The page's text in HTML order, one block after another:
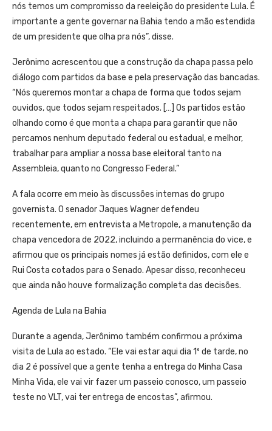
nós temos um compromisso da reeleição do presidente Lula. É
importante a gente governar na Bahia tendo a mão estendida
de um presidente que olha pra nós”, disse.
Jerônimo acrescentou que a construção da chapa passa pelo
diálogo com partidos da base e pela preservação das bancadas.
“Nós queremos montar a chapa de forma que todos sejam
ouvidos, que todos sejam respeitados. […] Os partidos estão
olhando como é que monta a chapa para garantir que não
percamos nenhum deputado federal ou estadual, e melhor,
trabalhar para ampliar a nossa base eleitoral tanto na
Assembleia, quanto no Congresso Federal.”
A fala ocorre em meio às discussões internas do grupo
governista. O senador Jaques Wagner defendeu
recentemente, em entrevista a Metropole, a manutenção da
chapa vencedora de 2022, incluindo a permanência do vice, e
afirmou que os principais nomes já estão definidos, com ele e
Rui Costa cotados para o Senado. Apesar disso, reconheceu
que ainda não houve formalização completa das decisões.
Agenda de Lula na Bahia
Durante a agenda, Jerônimo também confirmou a próxima
visita de Lula ao estado. “Ele vai estar aqui dia 1º de tarde, no
dia 2 é possível que a gente tenha a entrega do Minha Casa
Minha Vida, ele vai vir fazer um passeio conosco, um passeio
teste no VLT, vai ter entrega de encostas”, afirmou.